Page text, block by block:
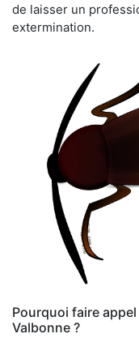
de laisser un
extermination.
Pourquoi faire
Valbonne ?